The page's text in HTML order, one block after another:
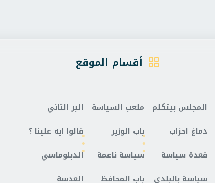
أقسام الموقع
المجلس بيتكلم
دماغ احزاب
قعدة سياسة
سياسة بالبلدي
ملعب السياسة
باب الوزير
سياسة ناعمة
باب المحافظ
البر التاني
قالوا ايه علينا ؟
الدبلوماسي
العدسة